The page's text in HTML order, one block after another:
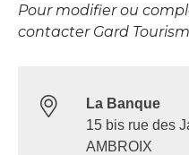
Pour modifier ou
contacter Gard
La Banque
15 bis rue des
AMBROIX